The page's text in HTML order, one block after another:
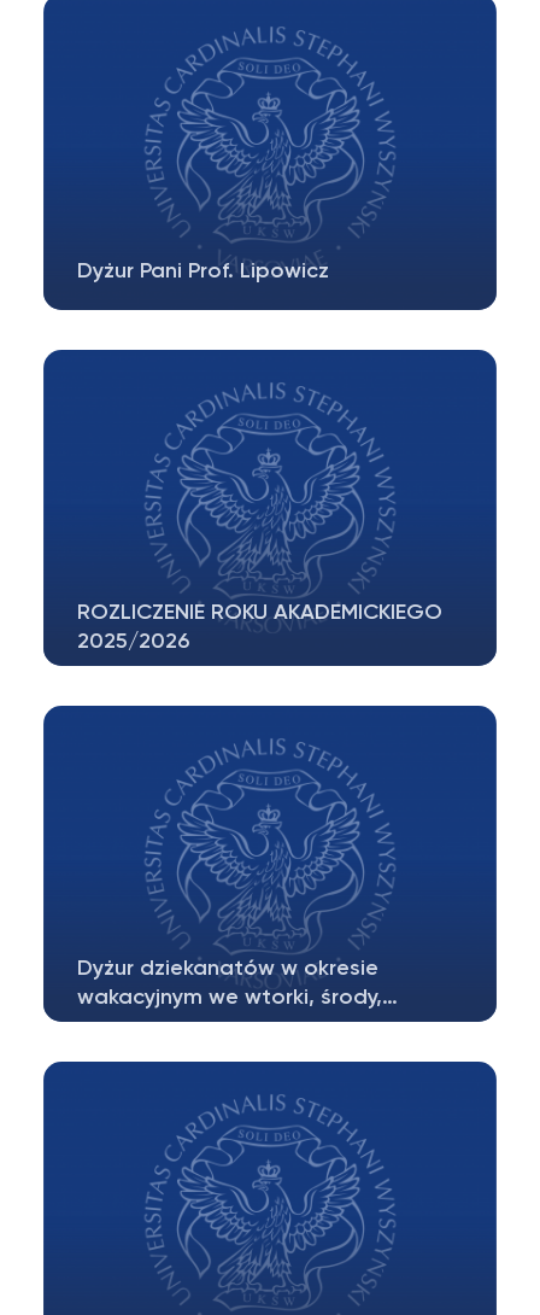
Dyżur Pani Prof. Lipowicz
się 30.06 o godzinie 12.00 (po…
ROZLICZENIE ROKU AKADEMICKIEGO
2025/2026
egzaminy w pierwszym terminie
Dyżur dziekanatów w okresie
wakacyjnym we wtorki, środy,…
2026 roku do dnia 18 września 2026…